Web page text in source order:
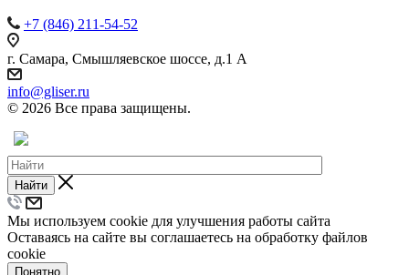
+7 (846) 211-54-52
г. Самара, Смышляевское шоссе, д.1 А
info@gliser.ru
© 2026 Все права защищены.
Найти
Мы используем cookie для улучшения работы сайта
Оставаясь на сайте вы соглашаетесь на обработку файлов
cookie
Понятно